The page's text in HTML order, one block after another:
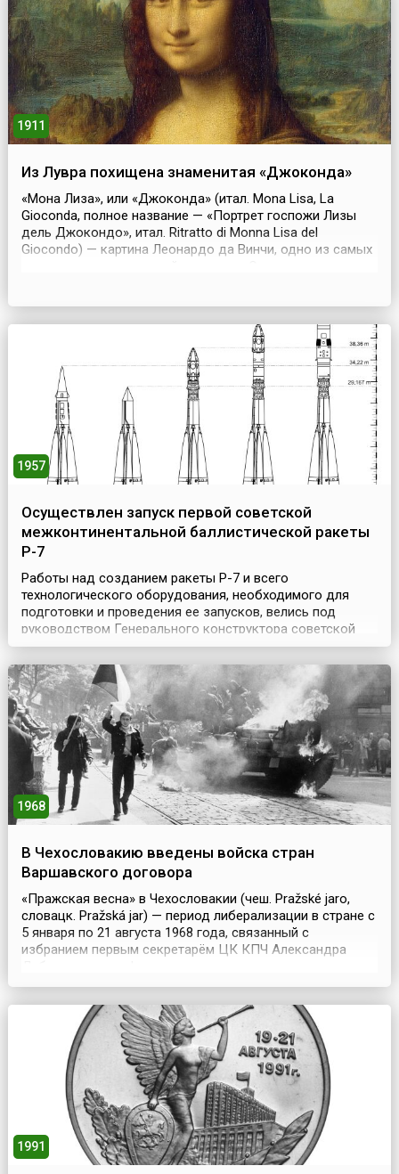
1911
Из Лувра похищена знаменитая «Джоконда»
«Мона Лиза», или «Джоконда» (итал. Mona Lisa, La
Gioconda, полное название — «Портрет госпожи Лизы
дель Джокондо», итал. Ritratto di Monna Lisa del
Giocondo) — картина Леонардо да Винчи, одно из самых
1957
Осуществлен запуск первой советской
межконтинентальной баллистической ракеты
Р-7
Работы над созданием ракеты Р-7 и всего
технологического оборудования, необходимого для
подготовки и проведения ее запусков, велись под
руководством Генерального конструктора советской
ракетной техники Сергея Королева – выдающегося
ученого и создателя лучших в мире ракетно-
космических систем. Проект строительства Р-7
представлял собой одну из крупнейших инженерно-
технических программ, когда-ли...
1968
В Чехословакию введены войска стран
Варшавского договора
«Пражская весна» в Чехословакии (чеш. Pražské jaro,
словацк. Pražská jar) — период либерализации в стране с
5 января по 21 августа 1968 года, связанный с
избранием первым секретарём ЦК КПЧ Александра
расширения прав и свобод граждан и децентрализацию
Коммунистической партией Чехословакии Александра
Дубчека Чехос...
1991